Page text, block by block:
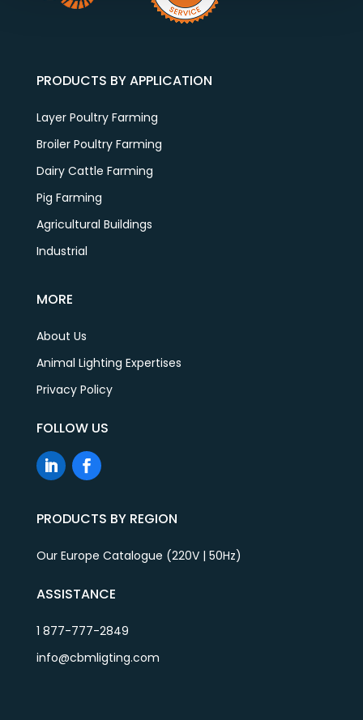
PRODUCTS BY APPLICATION
Layer Poultry Farming
Broiler Poultry Farming
Dairy Cattle Farming
Pig Farming
Agricultural Buildings
Industrial
MORE
About Us
Animal Lighting Expertises
Privacy Policy
FOLLOW US
PRODUCTS BY REGION
Our Europe Catalogue (220V | 50Hz)
ASSISTANCE
1 877-777-2849
info@cbmligting.com